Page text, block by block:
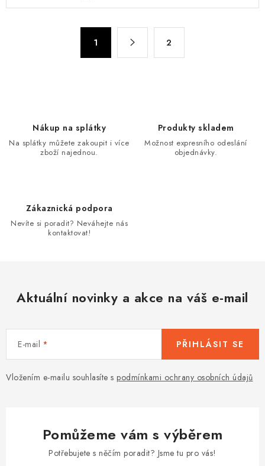
v
á
1 2
Nákup na splátky
Na splátky můžete zakoupit i více
zboží najednou.
Produkty skladem
Možnost expresního odeslání
objednávky.
Zákaznická podpora
Nevíte si poradit? Neváhejte nás
kontaktovat!
Aktuální novinky a akce na váš e-mail
E-mail
Vložením e-mailu souhlasíte s podmínkami ochrany osobních údajů
PŘIHLÁSIT SE
Pomůžeme vám s výběrem
Potřebujete s něčím poradit? Jsme tu pro vás!